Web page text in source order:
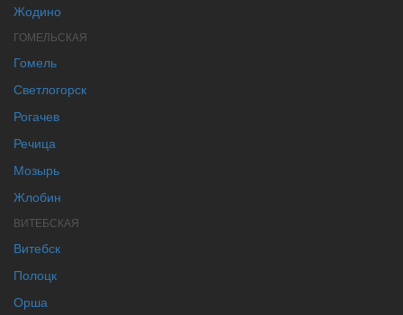
Жодино
ГОМЕЛЬСКАЯ
Гомель
Светлогорск
Рогачев
Речица
Мозырь
Жлобин
ВИТЕБСКАЯ
Витебск
Полоцк
Орша